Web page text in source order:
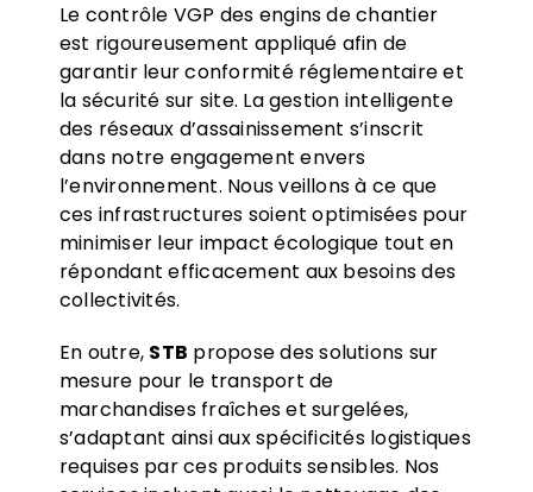
Le contrôle VGP des engins de chantier
est rigoureusement appliqué afin de
garantir leur conformité réglementaire et
la sécurité sur site. La gestion intelligente
des réseaux d’assainissement s’inscrit
dans notre engagement envers
l’environnement. Nous veillons à ce que
ces infrastructures soient optimisées pour
minimiser leur impact écologique tout en
répondant efficacement aux besoins des
collectivités.
En outre, STB propose des solutions sur
mesure pour le transport de
marchandises fraîches et surgelées,
s’adaptant ainsi aux spécificités logistiques
requises par ces produits sensibles. Nos